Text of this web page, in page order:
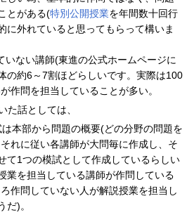
とがある(特別公開授業を年間数十回行
に外れていると思ってもらって構いま
いない講師(東進の公式ホームページに
の約6～7割ほどらしいです。実際は100
作問を担当していることが多い。
た話としては、
本部から問題の概要(どの分野の問題を
れに従い各講師が大問毎に作成し、そ
て1つの模試として作成しているらしい
業を担当している講師が作問している
作問していない人が解説授業を担当し
だ)。